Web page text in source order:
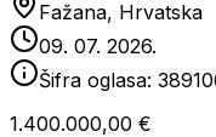
Fažana, Hrvatska
09. 07. 2026.
Šifra oglasa:
1.400.000,00 €